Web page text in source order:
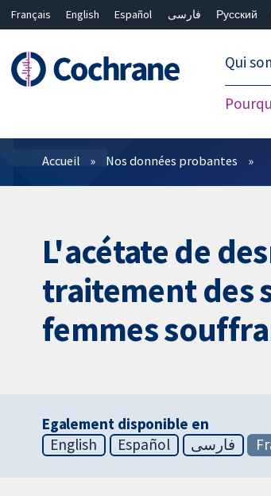
Français English Español فارسی Русский
Qui
Filtres
Accueil Nos données probantes
L'acétate de
traitement des
femmes
Egalement disponible en
English
Español فارسی